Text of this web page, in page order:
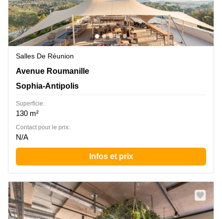
Salles De Réunion
Avenue Roumanille 965, Sophia-Antipolis
Avenue Roumanille
Sophia-Antipolis
Superficie:
130 m²
Contact pour le prix:
N/A
Infos et prix